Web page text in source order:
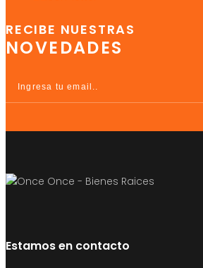
RECIBE NUESTRAS
NOVEDADES
Estamos en contacto